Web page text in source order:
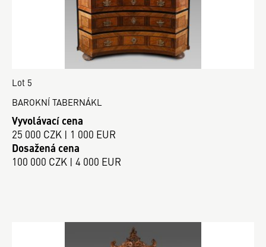
Lot 5
BAROKNÍ TABERNÁKL
Vyvolávací cena
25 000 CZK | 1 000 EUR
Dosažená cena
100 000 CZK | 4 000 EUR